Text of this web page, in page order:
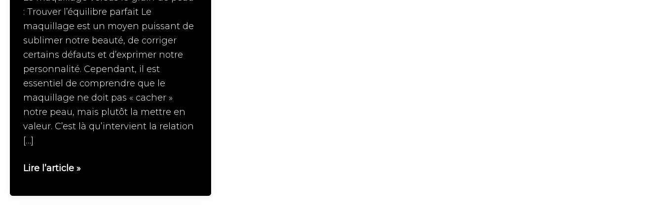
: Trouver l’équilibre parfait Le
maquillage est un moyen puissant de
sublimer notre beauté, de corriger
certains défauts et d’exprimer notre
personnalité. Cependant, il est
essentiel de comprendre que le
maquillage ne doit pas « cacher »
notre peau, mais plutôt la mettre en
valeur. C’est là qu’intervient la relation
[…]
Le
versus
Lire l’article »